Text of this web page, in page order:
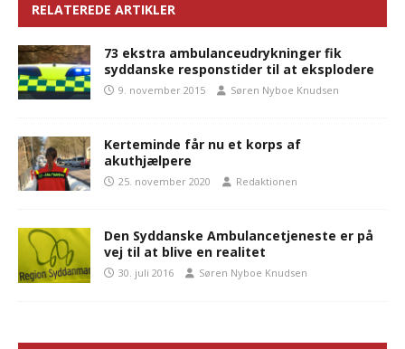
RELATEREDE ARTIKLER
73 ekstra ambulanceudrykninger fik
syddanske responstider til at eksplodere
9. november 2015 Søren Nyboe Knudsen
Kerteminde får nu et korps af
akuthjælpere
25. november 2020 Redaktionen
Den Syddanske Ambulancetjeneste er på
vej til at blive en realitet
30. juli 2016 Søren Nyboe Knudsen